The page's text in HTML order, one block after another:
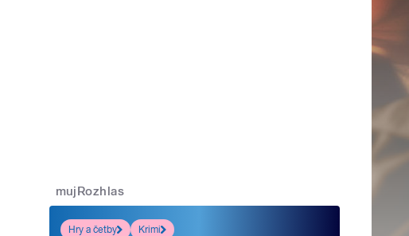
mujRozhlas
Hry a četby
Krimi